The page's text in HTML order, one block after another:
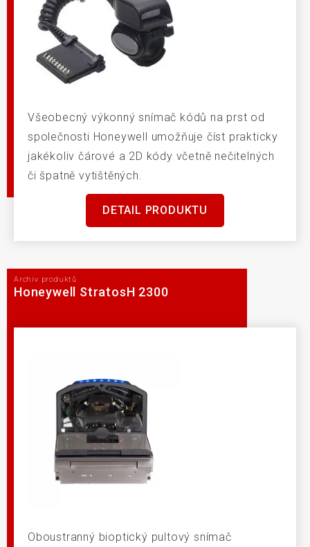
Všeobecný výkonný snímač kódů na prst od
společnosti Honeywell umožňuje číst prakticky
jakékoliv čárové a 2D kódy včetně nečitelných
či špatně vytištěných.
DETAIL PRODUKTU
Archiv produktů
Honeywell StratosH 2300
Oboustranný bioptický pultový snímač